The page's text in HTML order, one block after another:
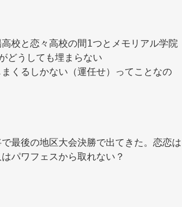
校と恋々高校の間1つとメモリアル学院
どうしても埋まらない
くるしかない（運任せ）ってことなの
最後の地区大会決勝で出てきた。恋恋は
パワフェスから取れない？